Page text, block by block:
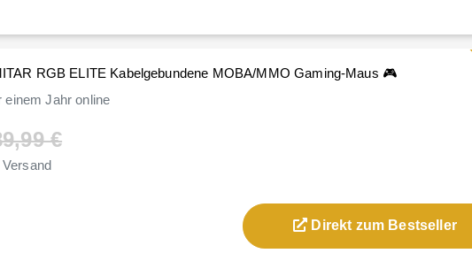
RGB ELITE Kabelgebundene MOBA/MMO Gaming-Maus 🎮
einem Jahr online
€
Direkt zum Bestseller